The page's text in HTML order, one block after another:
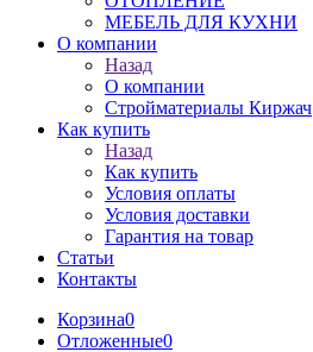
МЕБЕЛЬ ДЛЯ КУХНИ
О компании
Назад
О компании
Стройматериалы Киржач
Как купить
Назад
Как купить
Условия оплаты
Условия доставки
Гарантия на товар
Статьи
Контакты
Корзина0
Отложенные0